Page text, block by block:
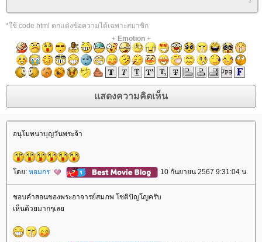
*ใช้ code html ตกแต่งข้อความได้เฉพาะสมาชิก
+ Emotion+
อนุโมทนาบุญวันพระจ้า
ดย: หอมกร 10 กันยายน 2567 9:31:04 น.
ชอบคำสอนของพระอาจารย์สมภพ โชติปัญโญครับ
เห็นด้วยมากๆเล